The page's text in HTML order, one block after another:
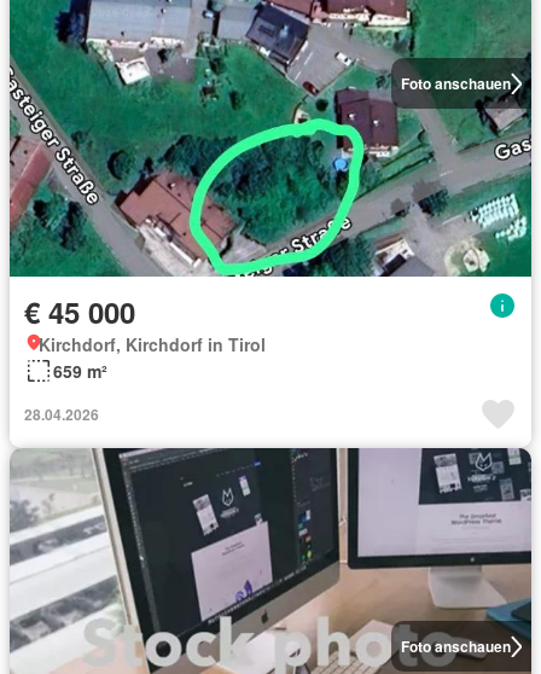
Foto anschauen
€ 45 000
Kirchdorf, Kirchdorf in Tirol
659 m²
28.04.2026
Foto anschauen